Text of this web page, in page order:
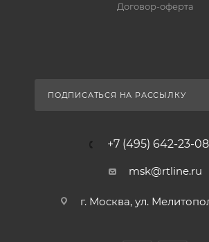
Договор-оферта
ПОДПИСАТЬСЯ НА РАССЫЛКУ
+7 (495) 642-23-08
msk@rtline.ru
г. Москва, ул.